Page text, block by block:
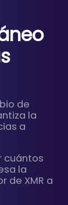
de
la
a
cuántos
la
de XMR a